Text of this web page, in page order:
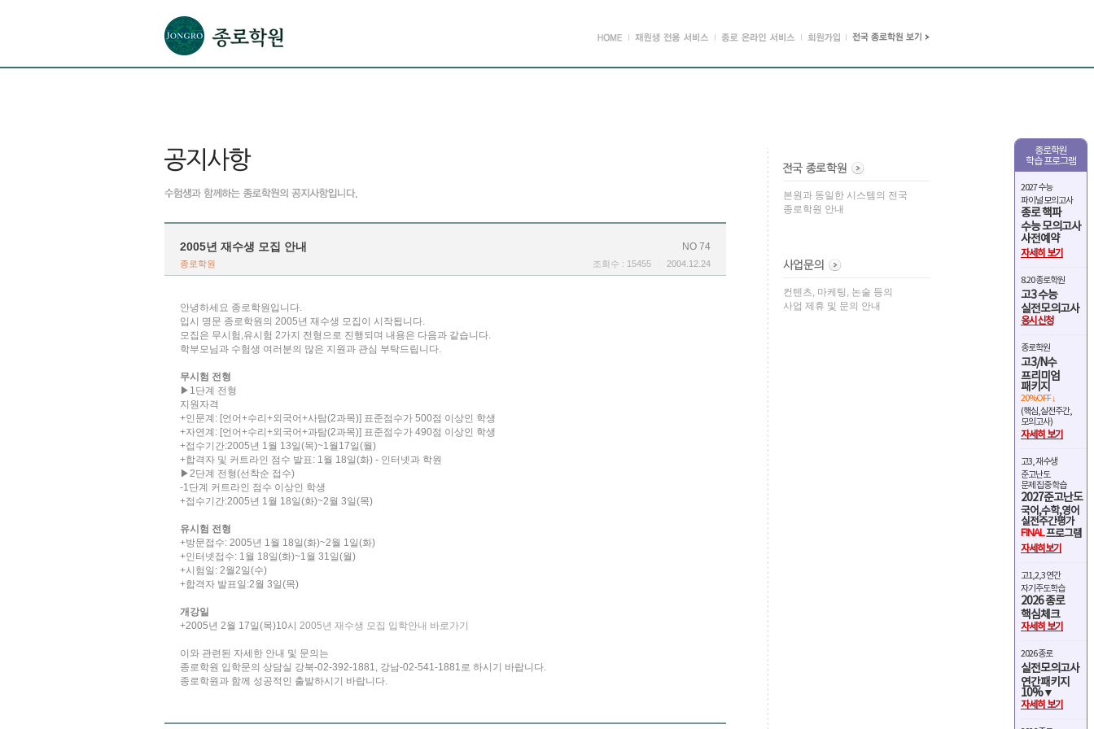
종로학원
학습 프로그램
2027 수능
파이널 모의고사
종로 핵파
수능 모의고사
사전예약
자세히 보기
8.20 종로학원
고3 수능
실전모의고사
응시신청
종로학원
고3/N수
프리미엄
패키지
20%OFF ↓
(핵심,실전주간,
모의고사)
자세히 보기
고3, 재수생
준고난도
문제 집중 학습
2027준고난도
국어,수학,영어
실전주간평가
FINAL프로그램
자세히보기
고1,2,3 연간
자기주도학습
2026 종로
핵심체크
자세히 보기
2026 종로
실전모의고사
연간패키지
10%▼
자세히 보기
NO 74
2005년 재수생 모집 안내
종로학원 2004.12.24
조회수 : 15455
안녕하세요 종로학원입니다.
입시 명문 종로학원의 2005년 재수생 모집이 시작됩니다.
모집은 무시험,유시험 2가지 전형으로 진행되며 내용은 다음과 같습니다.
학부모님과 수험생 여러분의 많은 지원과 관심 부탁드립니다.
무시험 전형
▶1단계 전형
지원자격
+인문계: [언어+수리+외국어+사탐(2과목)] 표준점수가 500점 이상인 학생
+자연계: [언어+수리+외국어+과탐(2과목)] 표준점수가 490점 이상인 학생
+접수기간:2005년 1월 13일(목)~1월17일(월)
+합격자 및 커트라인 점수 발표: 1월 18일(화) - 인터넷과 학원
▶2단계 전형(선착순 접수)
-1단계 커트라인 점수 이상인 학생
+접수기간:2005년 1월 18일(화)~2월 3일(목)
유시험 전형
+방문접수: 2005년 1월 18일(화)~2월 1일(화)
+인터넷접수: 1월 18일(화)~1월 31일(월)
+시험일: 2월2일(수)
+합격자 발표일:2월 3일(목)
개강일
+2005년 2월 17일(목)10시 2005년 재수생 모집 입학안내 바로가기
이와 관련된 자세한 안내 및 문의는
종로학원 입학문의 상담실 강북-02-392-1881, 강남-02-541-1881로 하시기 바랍니다.
종로학원과 함께 성공적인 출발하시기 바랍니다.
본원과 동일한 시스템의 전국
종로학원 안내
컨텐츠, 마케팅, 논술 등의
사업 제휴 및 문의 안내